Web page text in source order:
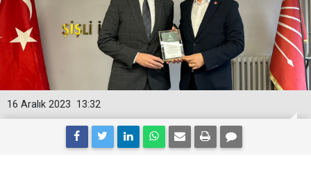
13:32
16 Aralık 2023